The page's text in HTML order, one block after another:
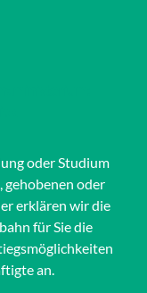
oder Studium
gehobenen oder
erklären wir die
für Sie die
an.